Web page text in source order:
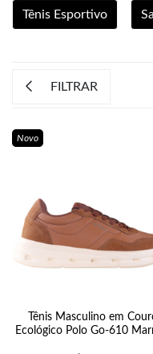
Tênis Esportivo
FILTRAR
Novo
Tênis Masculino em
Ecológico Polo Go-610